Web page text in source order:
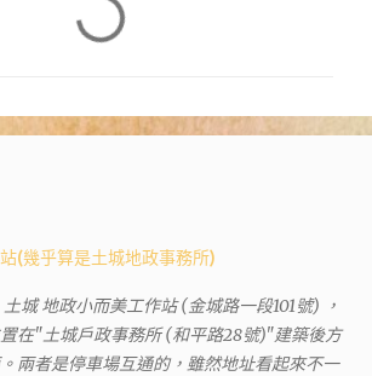
(幾乎算是土城地政事務所)
城 地政小而美工作站 (金城路一段101號) ，
在"土城戶政事務所 (和平路28號)"建築後方
兩者是停車場互通的，雖然地址看起來不一